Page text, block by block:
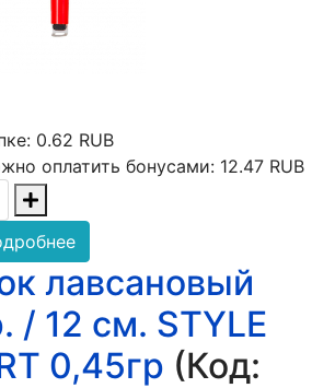
0.62 RUB
оплатить бонусами: 12.47 RUB
лавсановый
/ 12 см. STYLE
0,45гр (Код: